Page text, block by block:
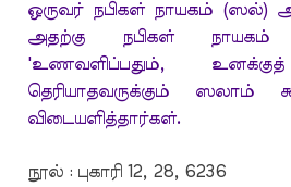
ஒருவர் நபிகள் நாயகம் (ஸல்)
அதற்கு நபிகள்
'உணவளிப்பதும், உனக்குத்
தெரியாதவருக்கும் ஸலாம்
விடையளித்தார்கள்.
நூல் : புகாரி 12, 28, 6236